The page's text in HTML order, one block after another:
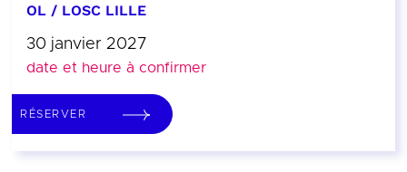
OL / LOSC LILLE
30 janvier 2027
date et heure à confirmer
RÉSERVER